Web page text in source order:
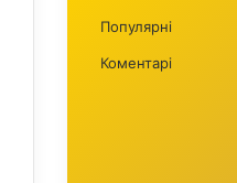
Популярні
Коментарі